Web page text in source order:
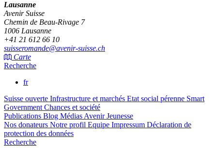
Lausanne
Avenir Suisse
Chemin de Beau-Rivage 7
1006 Lausanne
+41 21 612 66 10
suisseromande@avenir-suisse.ch
Carte
Recherche
fr
Suisse ouverte Infrastructure et marchés Etat social pérenne Smart
Government Chances et société
Publications Blog Médias Avenir Jeunesse
Nos donateurs Notre profil Equipe Impressum Déclaration de
protection des données
Recherche